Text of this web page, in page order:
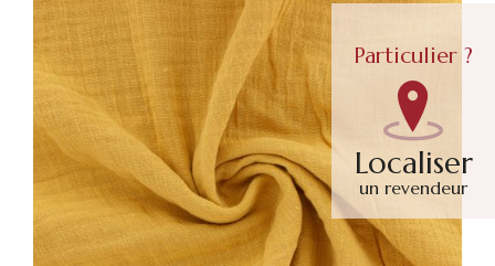
Particulier ?
Localiser
un revendeur